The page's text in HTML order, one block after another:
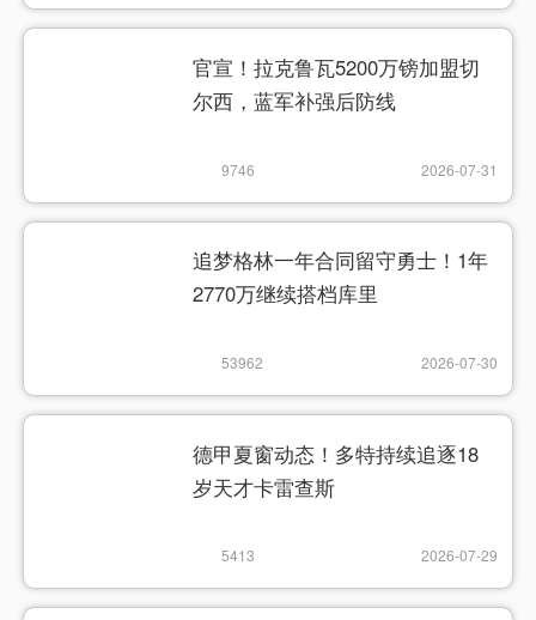
官宣！拉克鲁瓦5200万镑加盟切
尔西，蓝军补强后防线
9746 2026-07-31
追梦格林一年合同留守勇士！1年
2770万继续搭档库里
53962 2026-07-30
德甲夏窗动态！多特持续追逐18
岁天才卡雷查斯
5413 2026-07-29